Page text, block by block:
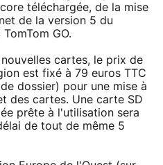
téléchargée, de la mise
de la version 5 du
GO.
cartes, le prix de
est fixé à 79 euros TTC
dossier) pour une mise à
des cartes. Une carte SD
prête à l'utilisation sera
de tout de même 5